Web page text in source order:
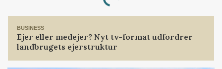
BUSINESS
Ejer eller medejer? Nyt tv-format udfordrer
landbrugets ejerstruktur